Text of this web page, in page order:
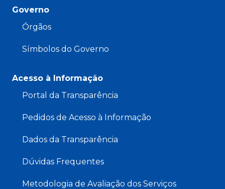
Governo
Órgãos
Símbolos do Governo
Acesso à Informação
Portal da Transparência
Pedidos de Acesso à Informação
Dados da Transparência
Dúvidas Frequentes
Metodologia de Avaliação dos Serviços